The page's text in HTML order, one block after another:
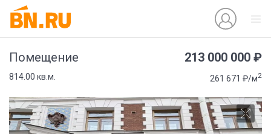
Помещение 213 000 000 ₽
814.00 кв.м. 261 671 ₽/м2